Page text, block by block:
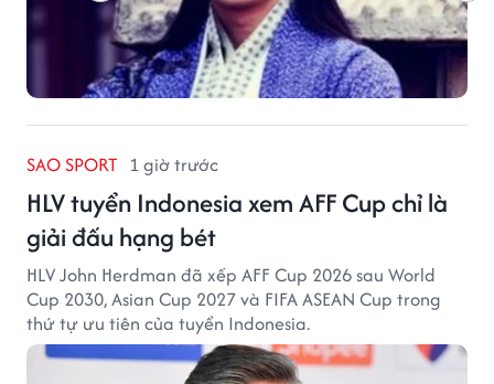
SAO SPORT 1 giờ trước
HLV tuyển Indonesia xem AFF Cup chỉ là
giải đấu hạng bét
HLV John Herdman đã xếp AFF Cup 2026 sau World
Cup 2030, Asian Cup 2027 và FIFA ASEAN Cup trong
thứ tự ưu tiên của tuyển Indonesia.